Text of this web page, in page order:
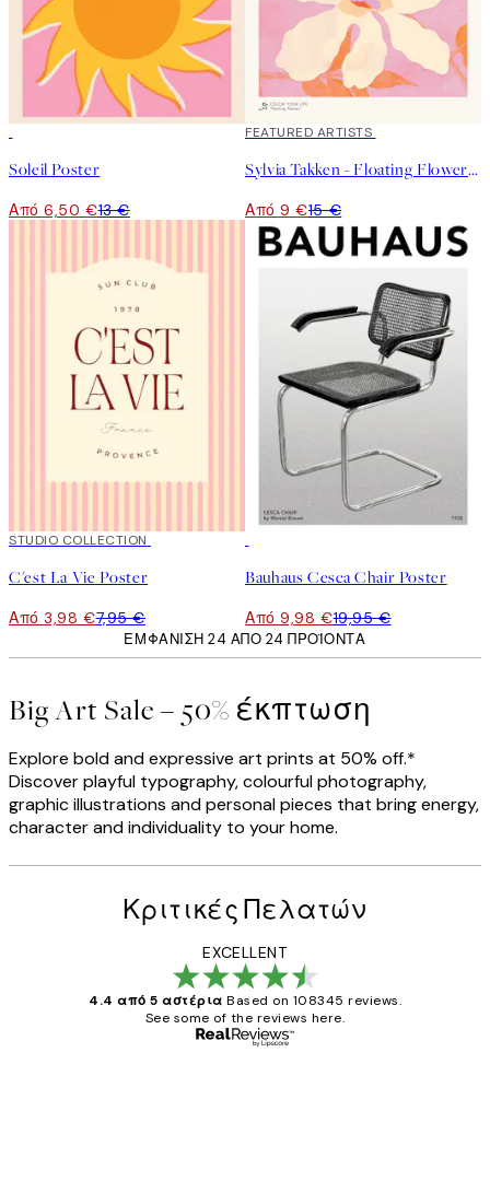
Soleil Poster
Από 6,50 €13 €
40%*
FEATURED ARTISTS
Sylvia Takken - Floating Flowers Poster
Από 9 €15 €
50%*
STUDIO COLLECTION
C'est La Vie Poster
Από 3,98 €7,95 €
Bauhaus Cesca Chair Poster
Από 9,98 €19,95 €
ΕΜΦΆΝΙΣΗ 24 ΑΠΌ 24 ΠΡΟΪΌΝΤΑ
Big Art Sale – 50% έκπτωση
Explore bold and expressive art prints at 50% off.*
Discover playful typography, colourful photography,
graphic illustrations and personal pieces that bring energy,
character and individuality to your home.
Κριτικές Πελατών
EXCELLENT
4.4 από 5 αστέρια Based on 108345 reviews.
See some of the reviews here.